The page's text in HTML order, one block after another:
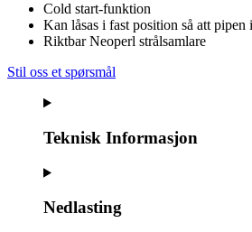
Cold start-funktion
Kan låsas i fast position så att pipen
Riktbar Neoperl strålsamlare
Stil oss et spørsmål
Teknisk Informasjon
Nedlasting